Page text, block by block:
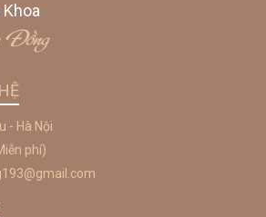
- Hà Nội
phí)